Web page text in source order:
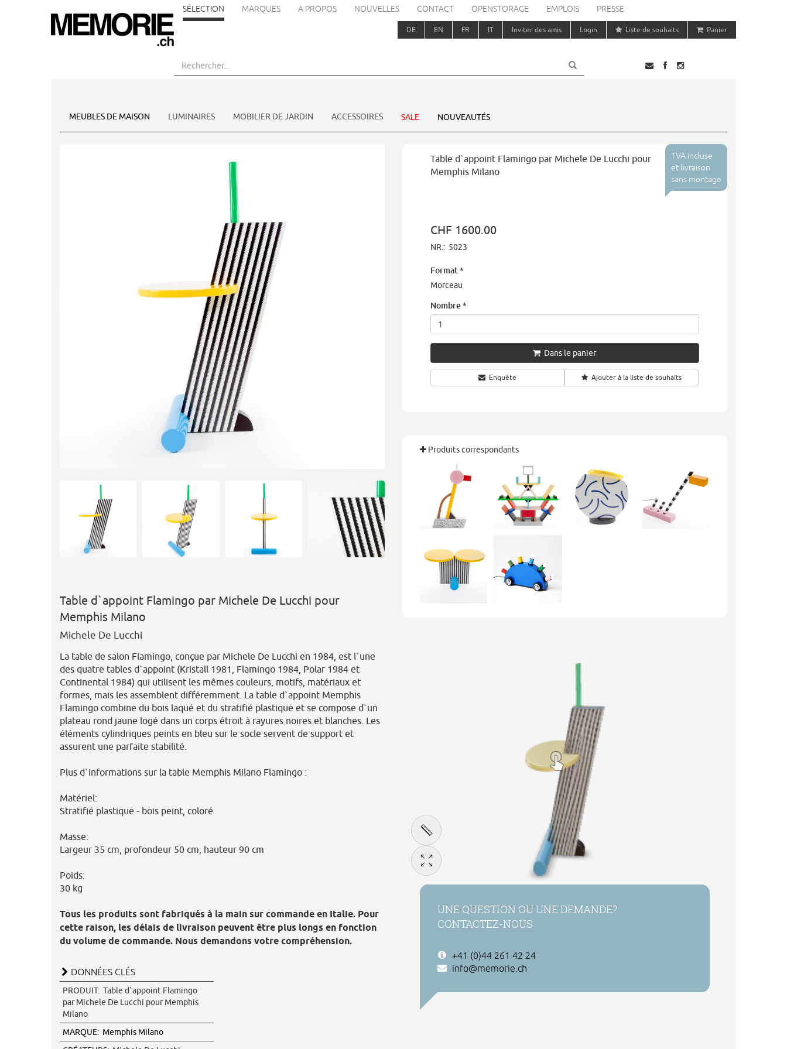
SÉLECTION MARQUES A PROPOS NOUVELLES CONTACT OPENSTORAGE EMPLOIS PRESSE
DE EN FR IT Inviter des amis Login Liste de souhaits Panier
MEUBLES DE MAISON LUMINAIRES MOBILIER DE JARDIN ACCESSOIRES SALE NOUVEAUTÉS
Table d`appoint Flamingo par Michele De Lucchi pour
Memphis Milano
Michele De Lucchi
La table de salon Flamingo, conçue par Michele De Lucchi en 1984, est l`une
des quatre tables d`appoint (Kristall 1981, Flamingo 1984, Polar 1984 et
Continental 1984) qui utilisent les mêmes couleurs, motifs, matériaux et
formes, mais les assemblent différemment. La table d`appoint Memphis
Flamingo combine du bois laqué et du stratifié plastique et se compose d`un
plateau rond jaune logé dans un corps étroit à rayures noires et blanches. Les
éléments cylindriques peints en bleu sur le socle servent de support et
assurent une parfaite stabilité.
Plus d`informations sur la table Memphis Milano Flamingo :
Matériel:
Stratifié plastique - bois peint, coloré
Masse:
Largeur 35 cm, profondeur 50 cm, hauteur 90 cm
Poids:
30 kg
Tous les produits sont fabriqués à la main sur commande en Italie. Pour
cette raison, les délais de livraison peuvent être plus longs en fonction
du volume de commande. Nous demandons votre compréhension.
DONNÉES CLÉS
PRODUIT: Table d`appoint Flamingo
par Michele De Lucchi pour Memphis
Milano
MARQUE: Memphis Milano
TVA incluse
et livraison
sans montage
Table d`appoint Flamingo par Michele De Lucchi pour
Memphis Milano
CHF 1600.00
NR.: 5023
Format*
Morceau
Nombre*
Dans le panier
Enquête Ajouter à la liste de souhaits
Produits correspondants
UNE QUESTION OU UNE DEMANDE?
CONTACTEZ-NOUS
+41 (0)44 261 42 24
info@memorie.ch